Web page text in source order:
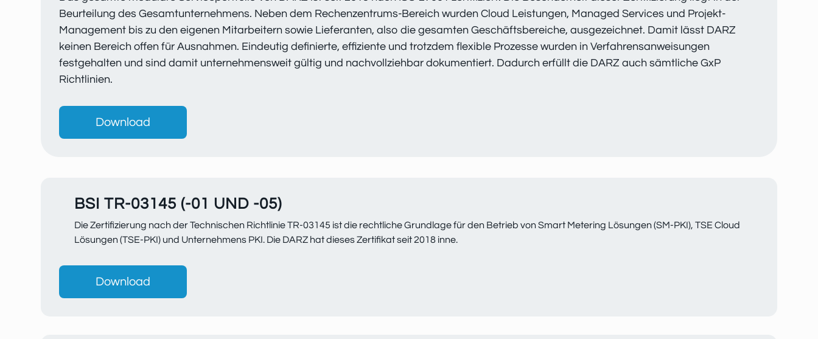
Beurteilung des Gesamtunternehmens. Neben dem Rechenzentrums-Bereich wurden Cloud Leistungen, Managed Services und Projekt-
Management bis zu den eigenen Mitarbeitern sowie Lieferanten, also die gesamten Geschäftsbereiche, ausgezeichnet. Damit lässt DARZ
keinen Bereich offen für Ausnahmen. Eindeutig definierte, effiziente und trotzdem flexible Prozesse wurden in Verfahrensanweisungen
festgehalten und sind damit unternehmensweit gültig und nachvollziehbar dokumentiert. Dadurch erfüllt die DARZ auch sämtliche GxP
Richtlinien.
Download
BSI TR-03145 (-01 UND -05)
Die Zertifizierung nach der Technischen Richtlinie TR-03145 ist die rechtliche Grundlage für den Betrieb von Smart Metering Lösungen (SM-PKI), TSE Cloud
Lösungen (TSE-PKI) und Unternehmens PKI. Die DARZ hat dieses Zertifikat seit 2018 inne.
Download